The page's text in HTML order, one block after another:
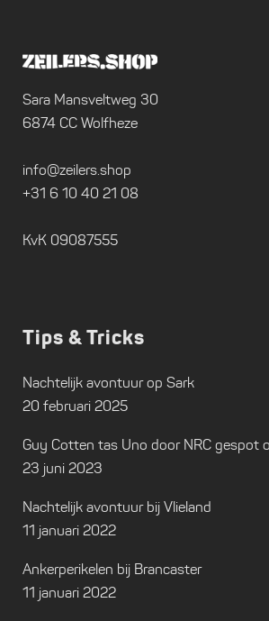
Sara Mansveltweg 30
6874 CC Wolfheze
info@zeilers.shop
+31 6 10 40 21 08
KvK 09087555
Tips & Tricks
Nachtelijk avontuur op Sark
20 februari 2025
Guy Cotten tas Uno door NRC gespot
23 juni 2023
Nachtelijk avontuur bij Vlieland
11 januari 2022
Ankerperikelen bij Brancaster
11 januari 2022